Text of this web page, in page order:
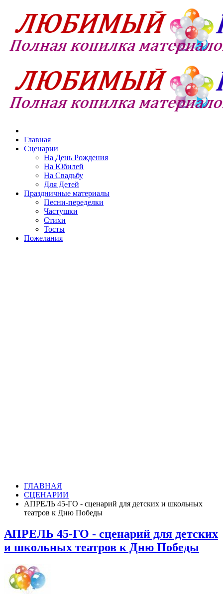
Главная
Сценарии
На День Рождения
На Юбилей
На Свадьбу
Для Детей
Праздничные материалы
Песни-переделки
Частушки
Стихи
Тосты
Пожелания
ГЛАВНАЯ
СЦЕНАРИИ
АПРЕЛЬ 45-ГО - сценарий для детских и школьных
театров к Дню Победы
АПРЕЛЬ 45-ГО - сценарий для детских
и школьных театров к Дню Победы